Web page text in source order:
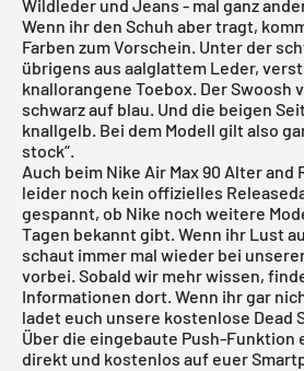
Wildleder und Jeans - mal ganz
Wenn ihr den Schuh aber tragt,
Farben zum Vorschein. Unter der
übrigens aus aalglattem Leder,
knallorangene Toebox. Der Swoosh
schwarz auf blau. Und die beigen
knallgelb. Bei dem Modell gilt also
stock“.
Auch beim Nike Air Max 90 Alter and
leider noch kein offizielles
gespannt, ob Nike noch weitere
Tagen bekannt gibt. Wenn ihr Lust
schaut immer mal wieder bei
vorbei. Sobald wir mehr wissen,
Informationen dort. Wenn ihr gar
ladet euch unsere kostenlose Dead
Über die eingebaute Push-Funktion
direkt und kostenlos auf euer